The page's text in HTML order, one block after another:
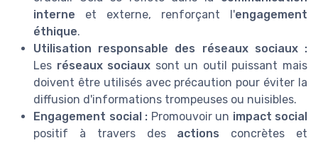
interne et externe, renforçant l'engagement
éthique.
Utilisation responsable des réseaux sociaux :
Les réseaux sociaux sont un outil puissant mais
doivent être utilisés avec précaution pour éviter la
diffusion d'informations trompeuses ou nuisibles.
Engagement social : Promouvoir un impact social
positif à travers des actions concrètes et